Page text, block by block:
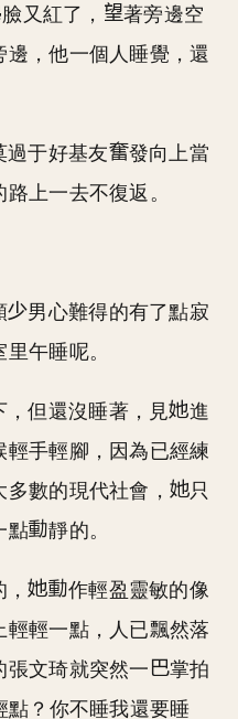
又紅了，
著旁邊空
邊，他一個人睡覺，還
過于好基友
發向上當
上一去不復返。
男心難得的有了點寂
午睡呢。
，但還沒睡著，見
進
輕手輕腳，因為已經練
數的現代社會，
只
點
靜的。
，
作輕盈靈敏的像
輕輕一點，人已飄然落
張文琦就突然一
掌拍
點？你不睡我還要睡